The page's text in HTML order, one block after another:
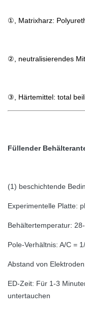
①, Matrixharz:
②, neutralisierendes
③, Härtemittel: total
Füllender
(1) beschichtende
Experimentelle Platte:
Behältertemperatur:
Pole-Verhältnis: A/C =
Abstand von
ED-Zeit: Für 1-3
untertauchen